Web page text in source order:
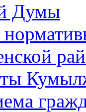
Думы